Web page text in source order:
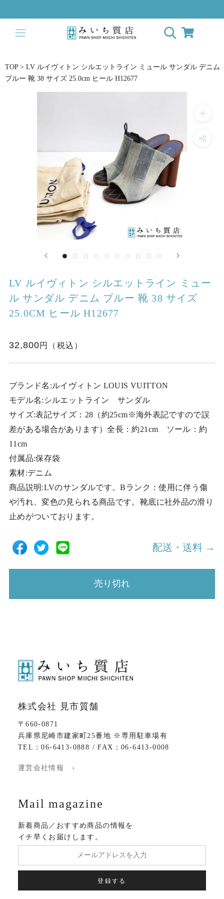
キ
て
コ
TOP > LV ルイヴィトン シルエットライン ミュール サンダル デニム
ブルー 靴 38 サイズ 25.0cm ヒール H12677
LV ルイヴィトン シルエットライン ミュー
ル サンダル デニム ブルー 靴 38 サイズ
25.0CM ヒール H12677
32,800
ブランド名:ルイヴィトン LOUIS VUITTON
モデル名:シルエットライン サンダル
サイズ:表記サイズ：28（約25cm※海外表記ですので誤
差がある場合があります）全長：約21cm ソール：約
11cm
付属品:保存袋
素材:デニム
商品説明:LVのサンダルです。Bランク：使用に伴う傷
や汚れ、変色の見られる商品です。靴底に社外品の滑り
止めがついております。
配送・送料 →
売り切れ
株式会社 見市質舗
〒660-0871
兵庫県尼崎市建家町25番地 ※専用駐車場有
TEL：06-6413-0888 / FAX：06-6413-0008
運営会社情報 ›
Mail magazine
新着商品／おすすめ商品の情報を
イチ早くお届けします。
登録する